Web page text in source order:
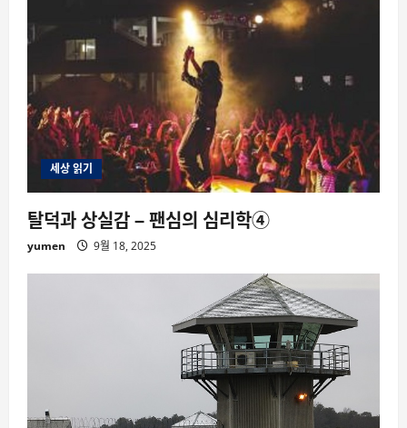
세상 읽기
탈덕과 상실감 – 팬심의 심리학④
yumen 9월 18, 2025